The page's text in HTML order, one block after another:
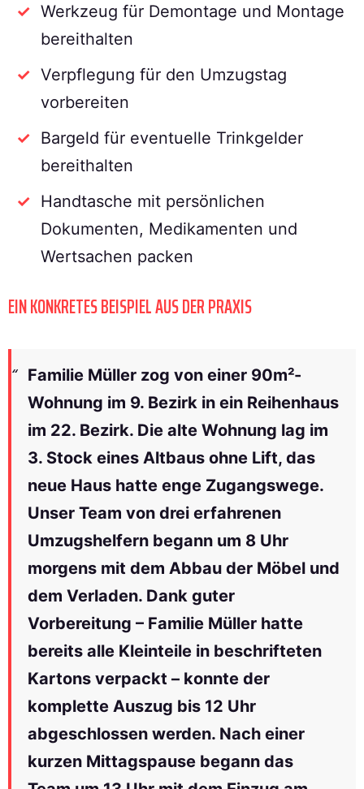
Werkzeug für Demontage und Montage
bereithalten
Verpflegung für den Umzugstag
vorbereiten
Bargeld für eventuelle Trinkgelder
bereithalten
Handtasche mit persönlichen
Dokumenten, Medikamenten und
Wertsachen packen
EIN KONKRETES BEISPIEL AUS DER PRAXIS
Familie Müller zog von einer 90m²-
Wohnung im 9. Bezirk in ein Reihenhaus
im 22. Bezirk. Die alte Wohnung lag im
3. Stock eines Altbaus ohne Lift, das
neue Haus hatte enge Zugangswege.
Unser Team von drei erfahrenen
Umzugshelfern begann um 8 Uhr
morgens mit dem Abbau der Möbel und
dem Verladen. Dank guter
Vorbereitung – Familie Müller hatte
bereits alle Kleinteile in beschrifteten
Kartons verpackt – konnte der
komplette Auszug bis 12 Uhr
abgeschlossen werden. Nach einer
kurzen Mittagspause begann das